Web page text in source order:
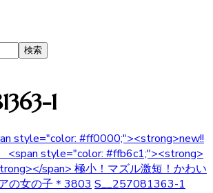
1
style="color: #ff0000;"><strong>new!!
style="color: #ffb6c1;"><strong>
span> 極小！マズル激短！かわい
の女の子＊3803 S__257081363-1